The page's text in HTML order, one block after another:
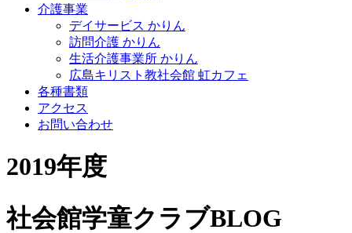
介護事業
デイサービス かりん
訪問介護 かりん
生活介護事業所 かりん
広島キリスト教社会館 虹カフェ
各種書類
アクセス
お問い合わせ
2019年度
社会館学童クラブBLOG